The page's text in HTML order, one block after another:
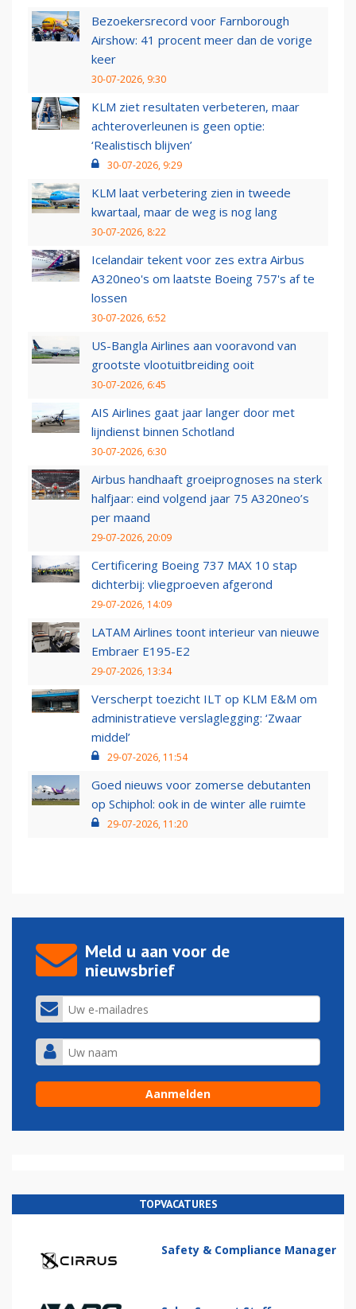
Bezoekersrecord voor Farnborough
Airshow: 41 procent meer dan de vorige
keer
30-07-2026, 9:30
KLM ziet resultaten verbeteren, maar
achteroverleunen is geen optie:
‘Realistisch blijven’
30-07-2026, 9:29
KLM laat verbetering zien in tweede
kwartaal, maar de weg is nog lang
30-07-2026, 8:22
Icelandair tekent voor zes extra Airbus
A320neo's om laatste Boeing 757's af te
lossen
30-07-2026, 6:52
US-Bangla Airlines aan vooravond van
grootste vlootuitbreiding ooit
30-07-2026, 6:45
AIS Airlines gaat jaar langer door met
lijndienst binnen Schotland
30-07-2026, 6:30
Airbus handhaaft groeiprognoses na sterk
halfjaar: eind volgend jaar 75 A320neo’s
per maand
29-07-2026, 20:09
Certificering Boeing 737 MAX 10 stap
dichterbij: vliegproeven afgerond
29-07-2026, 14:09
LATAM Airlines toont interieur van nieuwe
Embraer E195-E2
29-07-2026, 13:34
Verscherpt toezicht ILT op KLM E&M om
administratieve verslaglegging: ‘Zwaar
middel’
29-07-2026, 11:54
Goed nieuws voor zomerse debutanten
op Schiphol: ook in de winter alle ruimte
29-07-2026, 11:20
Meld u aan voor de
nieuwsbrief
TOPVACATURES
Safety & Compliance Manager